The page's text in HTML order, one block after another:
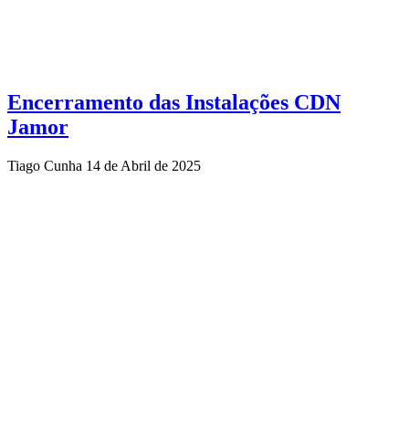
Encerramento das Instalações CDN
Jamor
Tiago Cunha 14 de Abril de 2025